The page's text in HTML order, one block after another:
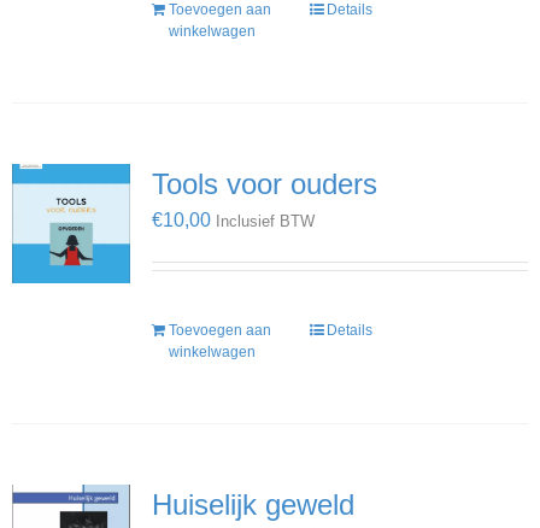
Toevoegen aan
winkelwagen
Details
Tools voor ouders
€10,00 Inclusief BTW
Toevoegen aan
winkelwagen
Details
Huiselijk geweld